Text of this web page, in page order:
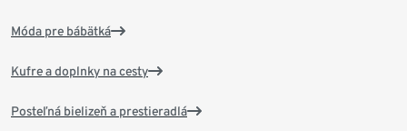
Móda pre bábätká
Kufre a doplnky na cesty
Posteľná bielizeň a prestieradlá